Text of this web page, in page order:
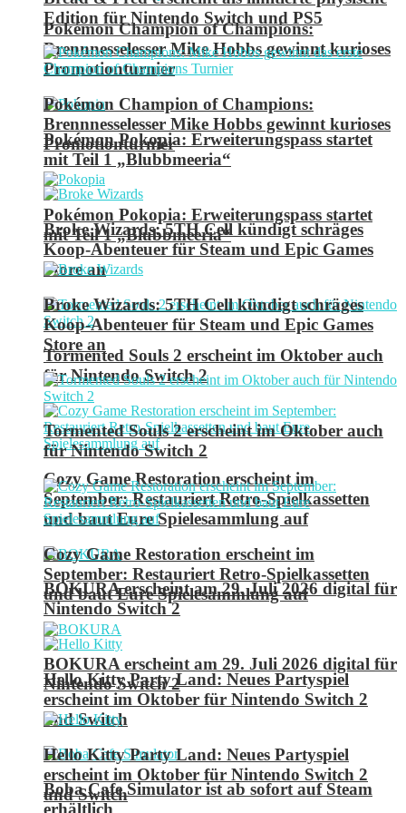
Pokémon Champion of Champions:
Brennnesselesser Mike Hobbs gewinnt kurioses
Promotionturnier
Pokémon Pokopia: Erweiterungspass startet
mit Teil 1 „Blubbmeeria“
Broke Wizards: 5TH Cell kündigt schräges
Koop-Abenteuer für Steam und Epic Games
Store an
Tormented Souls 2 erscheint im Oktober auch
für Nintendo Switch 2
Cozy Game Restoration erscheint im
September: Restauriert Retro-Spielkassetten
und baut Eure Spielesammlung auf
BOKURA erscheint am 29. Juli 2026 digital für
Nintendo Switch 2
Hello Kitty Party Land: Neues Partyspiel
erscheint im Oktober für Nintendo Switch 2
und Switch
Boba Cafe Simulator ist ab sofort auf Steam
erhältlich
Edition für Nintendo Switch und PS5
Pokémon Champion of Champions:
Brennnesselesser Mike Hobbs gewinnt kurioses
Promotionturnier
Pokémon Pokopia: Erweiterungspass startet
mit Teil 1 „Blubbmeeria“
Broke Wizards: 5TH Cell kündigt schräges
Koop-Abenteuer für Steam und Epic Games
Store an
Tormented Souls 2 erscheint im Oktober auch
für Nintendo Switch 2
Cozy Game Restoration erscheint im
September: Restauriert Retro-Spielkassetten
und baut Eure Spielesammlung auf
BOKURA erscheint am 29. Juli 2026 digital für
Nintendo Switch 2
Hello Kitty Party Land: Neues Partyspiel
erscheint im Oktober für Nintendo Switch 2
und Switch